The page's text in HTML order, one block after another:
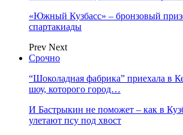
«Южный Кузбасс» – бронзовый
спартакиады
Prev Next
Срочно
“Шоколадная фабрика” приехала в
шоу, которого город…
И Бастрыкин не поможет – как в
улетают псу под хвост